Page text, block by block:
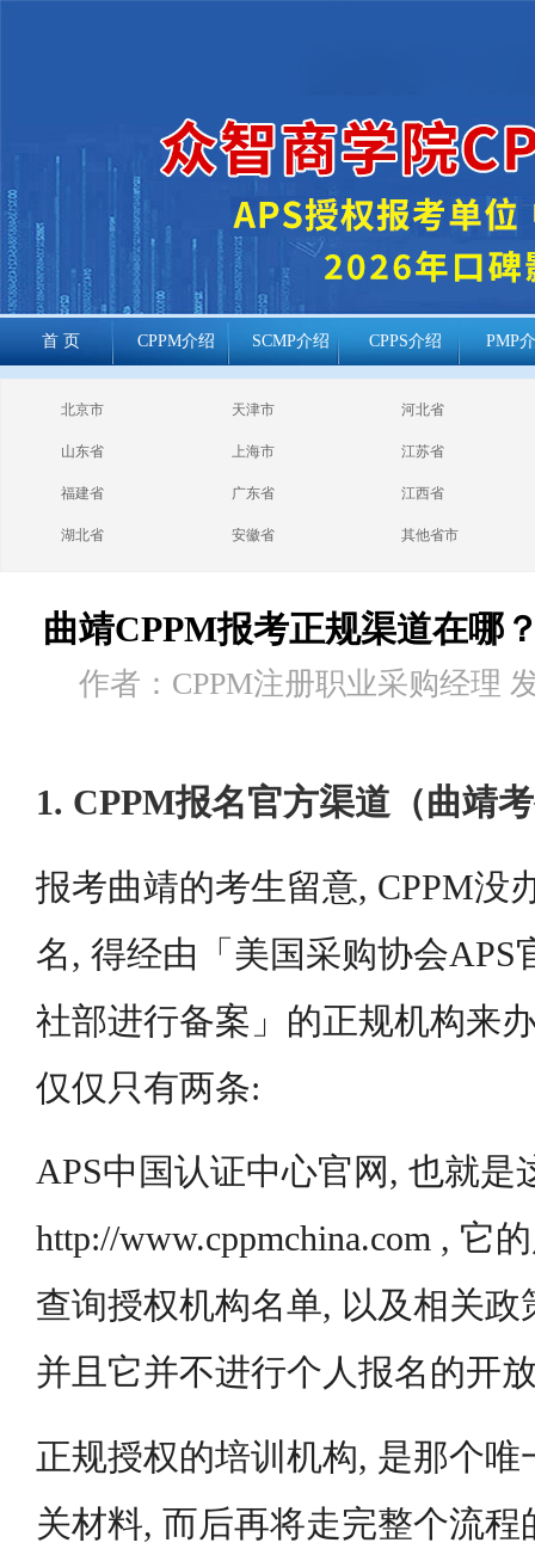
首 页 CPPM介绍 SCMP介绍 CPPS介绍 PMP
cppm报考常见
问题
北京市 天津市 河北省
山东省 上海市 江苏省
福建省 广东省 江西省
湖北省 安徽省 其他省市
曲靖CPPM报考正规渠道在哪
作者：CPPM注册职业采购经理
1. CPPM报名官方渠道（曲靖
报考曲靖的考生留意, CPPM没
名, 得经由「美国采购协会APS
社部进行备案」的正规机构来
仅仅只有两条:
APS中国认证中心官网, 也就是
http://www.cppmchina.com , 它
查询授权机构名单, 以及相关
并且它并不进行个人报名的开
正规授权的培训机构, 是那个
关材料, 而后再将走完整个流程